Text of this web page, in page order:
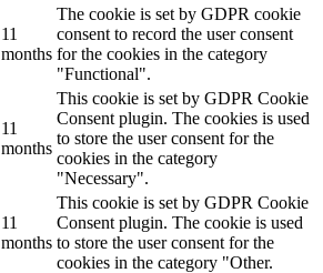
11
months
The cookie is set by GDPR cookie
consent to record the user consent
for the cookies in the category
"Functional".
11
months
This cookie is set by GDPR Cookie
Consent plugin. The cookies is used
to store the user consent for the
cookies in the category
"Necessary".
11
months
This cookie is set by GDPR Cookie
Consent plugin. The cookie is used
to store the user consent for the
cookies in the category "Other.